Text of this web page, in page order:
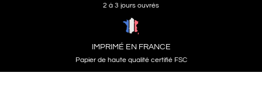
2 à 3 jours ouvrés
IMPRIMÉ EN FRANCE
Papier de haute qualité certifié FSC